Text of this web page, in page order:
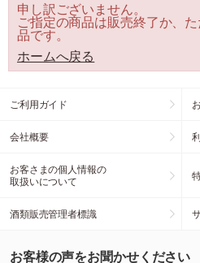
申し訳ございません。
ご指定の商品は販売終了か、
品です。
ホームへ戻る
ご利用ガイド
会社概要
お客さまの個人情報の
取扱いについて
酒類販売管理者標識
お客様の声をお聞かせください